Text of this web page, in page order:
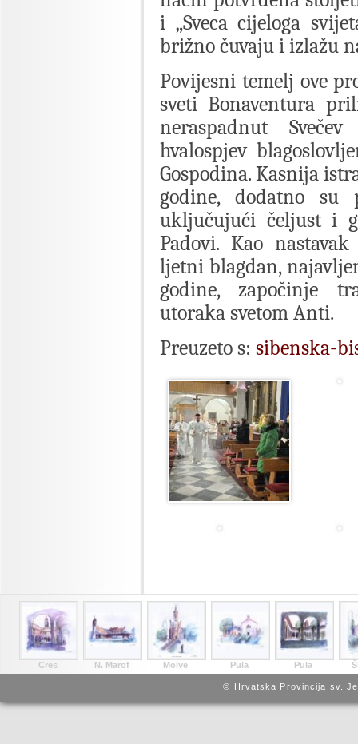
i „Sveca cijeloga
brižno čuvaju i izlažu
Povijesni temelj ove
sveti Bonaventura
neraspadnut
hvalospjev
Gospodina. Kasnija
godine, dodatno su
uključujući čeljust i
Padovi. Kao
ljetni blagdan,
godine, započinje
utoraka svetom Anti.
Preuzeto s: sibenska-
Cres N. Marof Molve Pula Pula
© Hrvatska Provincija sv.